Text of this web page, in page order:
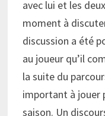
avec lui et les
moment à
discussion a été
au joueur qu’il
la suite du
important à jouer
saison. Un